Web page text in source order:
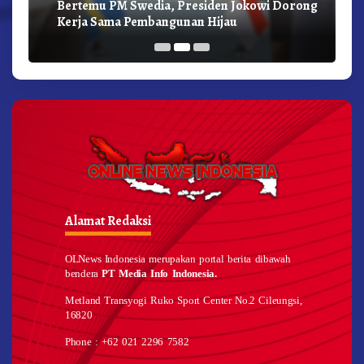
Bertemu PM Swedia, Presiden Jokowi Dorong
Kerja Sama Pembangunan Hijau
Alamat Redaksi
OLNews Indonesia merupakan portal berita dibawah
benderaPT Media Info Indonesia.
Metland Transyogi Ruko Sport Center No.2 Cileungsi,
16820
Phone : +62 021 2296 7582